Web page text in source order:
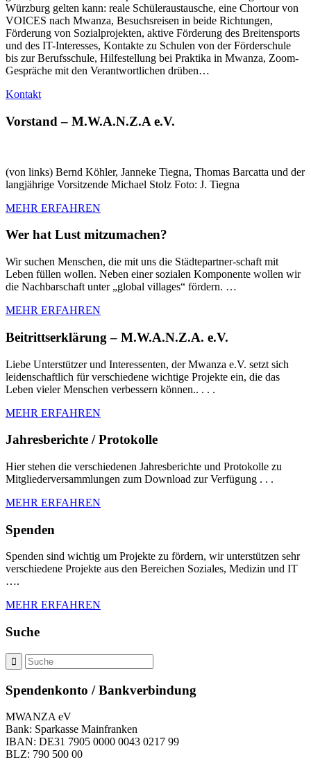
Würzburg gelten kann: reale Schüleraustausche, eine Chortour von
VOICES nach Mwanza, Besuchsreisen in beide Richtungen,
Förderung von Sozialprojekten, aktive Förderung des Breitensports
und des IT-Interesses, Kontakte zu Schulen von der Förderschule
bis zur Berufsschule, Hilfestellung bei Praktika in Mwanza, Zoom-
Gespräche mit den Verantwortlichen drüben…
Kontakt
Vorstand – M.W.A.N.Z.A e.V.
(von links) Bernd Köhler, Janneke Tiegna, Thomas Barcatta und der
langjährige Vorsitzende Michael Stolz Foto: J. Tiegna
MEHR ERFAHREN
Wer hat Lust mitzumachen?
Wir suchen Menschen, die mit uns die Städtepartner-schaft mit
Leben füllen wollen. Neben einer sozialen Komponente wollen wir
die Nachbarschaft unter „global villages“ fördern. …
MEHR ERFAHREN
Beitrittserklärung – M.W.A.N.Z.A. e.V.
Liebe Unterstützer und Interessenten, der Mwanza e.V. setzt sich
leidenschaftlich für verschiedene wichtige Projekte ein, die das
Leben vieler Menschen verbessern können.. . . .
MEHR ERFAHREN
Jahresberichte / Protokolle
Hier stehen die verschiedenen Jahresberichte und Protokolle zu
Mitgliederversammlungen zum Download zur Verfügung . . .
MEHR ERFAHREN
Spenden
Spenden sind wichtig um Projekte zu fördern, wir unterstützen sehr
verschiedene Projekte aus den Bereichen Soziales, Medizin und IT
….
MEHR ERFAHREN
Suche
Spendenkonto / Bankverbindung
MWANZA eV
Bank: Sparkasse Mainfranken
IBAN: DE31 7905 0000 0043 0217 99
BLZ: 790 500 00